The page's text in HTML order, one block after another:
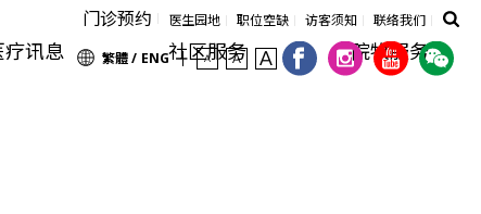
门诊预约 医生园地 职位空缺 访客须知 联络我们
繁體 / ENG
疗讯息 社区服务 院牧服务